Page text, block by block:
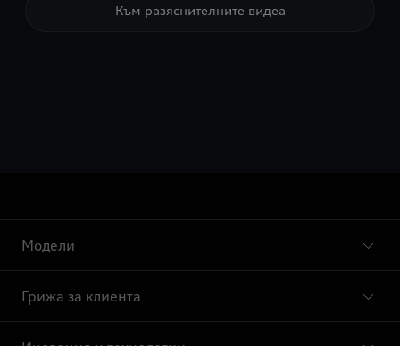
Към разяснителните видеа
Модели
Грижа за клиента